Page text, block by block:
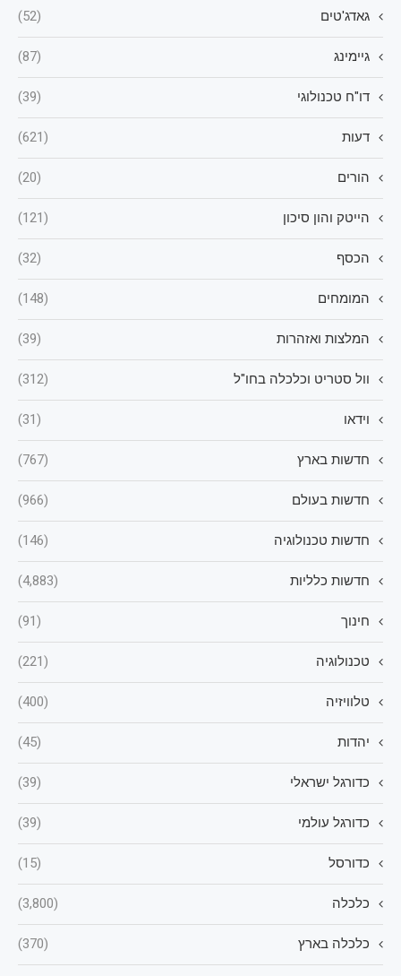
גאדג'טים (52)
גיימינג (87)
דו"ח טכנולוגי (39)
דעות (621)
הורים (20)
הייטק והון סיכון (121)
הכסף (32)
המומחים (148)
המלצות ואזהרות (39)
וול סטריט וכלכלה בחו"ל (312)
וידאו (31)
חדשות בארץ (767)
חדשות בעולם (966)
חדשות טכנולוגיה (146)
חדשות כלליות (4,883)
חינוך (91)
טכנולוגיה (221)
טלוויזיה (400)
יהדות (45)
כדורגל ישראלי (39)
כדורגל עולמי (39)
כדורסל (15)
כלכלה (3,800)
כלכלה בארץ (370)